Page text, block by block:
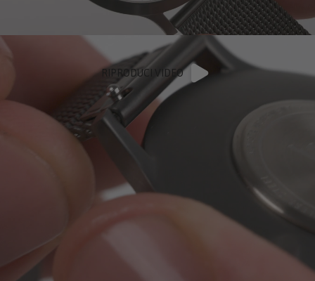
RIPRODUCI VIDEO